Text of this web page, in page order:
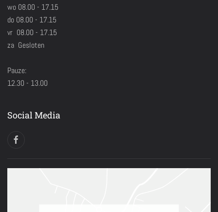
wo 08.00 - 17.15
do 08.00 - 17.15
vr 08.00 - 17.15
za Gesloten
Pauze:
12.30 - 13.00
Social Media